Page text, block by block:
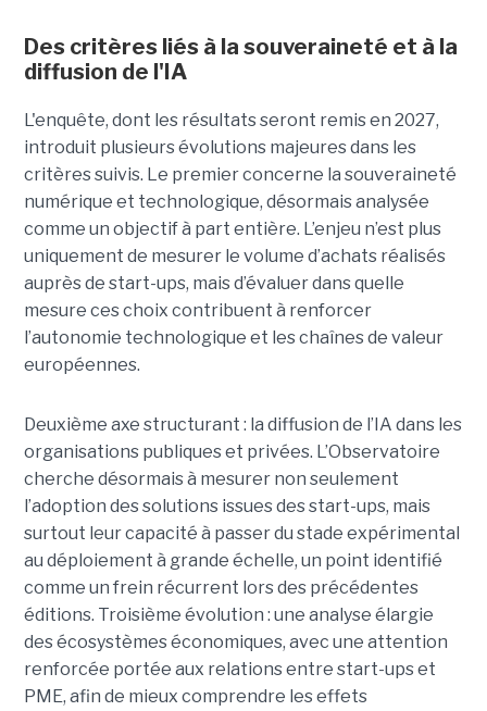
Des critères liés à la souveraineté et à la
diffusion de l'IA
L'enquête, dont les résultats seront remis en 2027,
introduit plusieurs évolutions majeures dans les
critères suivis. Le premier concerne la souveraineté
numérique et technologique, désormais analysée
comme un objectif à part entière. L’enjeu n’est plus
uniquement de mesurer le volume d’achats réalisés
auprès de start-ups, mais d’évaluer dans quelle
mesure ces choix contribuent à renforcer
l’autonomie technologique et les chaînes de valeur
européennes.
Deuxième axe structurant : la diffusion de l’IA dans les
organisations publiques et privées. L’Observatoire
cherche désormais à mesurer non seulement
l’adoption des solutions issues des start-ups, mais
surtout leur capacité à passer du stade expérimental
au déploiement à grande échelle, un point identifié
comme un frein récurrent lors des précédentes
éditions. Troisième évolution : une analyse élargie
des écosystèmes économiques, avec une attention
renforcée portée aux relations entre start-ups et
PME, afin de mieux comprendre les effets